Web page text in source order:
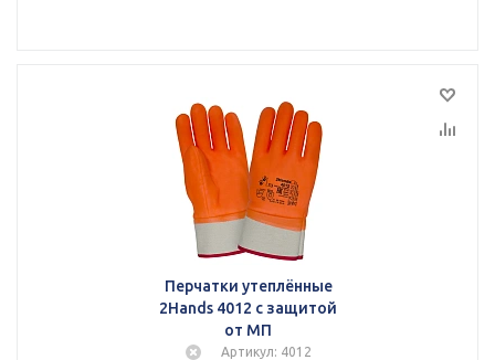
Перчатки утеплённые
2Hands 4012 с защитой
от МП
Артикул: 4012